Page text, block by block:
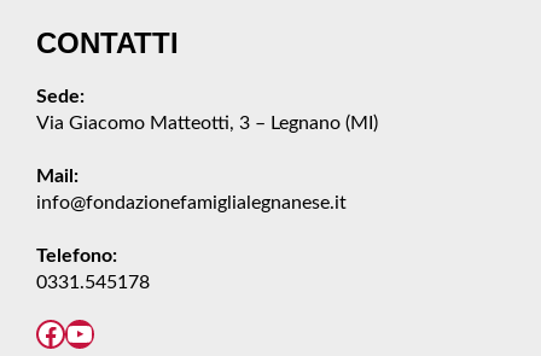
CONTATTI
Sede:
Via Giacomo Matteotti, 3 – Legnano (MI)
Mail:
info@fondazionefamiglialegnanese.it
Telefono:
0331.545178
Facebook YouTube